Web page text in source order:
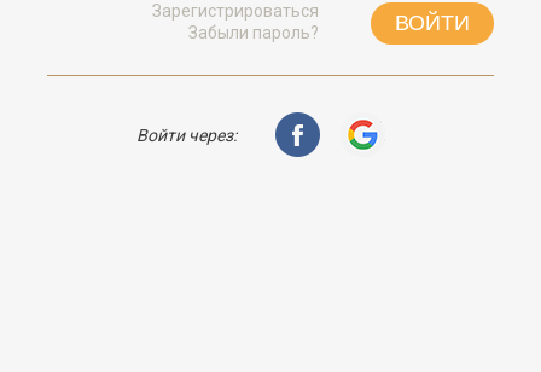
Зарегистрироваться
Забыли пароль?
Войти через: